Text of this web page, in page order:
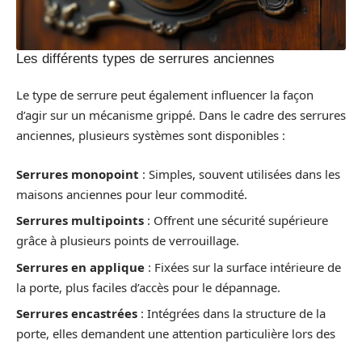
Les différents types de serrures anciennes
Le type de serrure peut également influencer la façon
d’agir sur un mécanisme grippé. Dans le cadre des serrures
anciennes, plusieurs systèmes sont disponibles :
Serrures monopoint : Simples, souvent utilisées dans les
maisons anciennes pour leur commodité.
Serrures multipoints : Offrent une sécurité supérieure
grâce à plusieurs points de verrouillage.
Serrures en applique : Fixées sur la surface intérieure de
la porte, plus faciles d’accès pour le dépannage.
Serrures encastrées : Intégrées dans la structure de la
porte, elles demandent une attention particulière lors des